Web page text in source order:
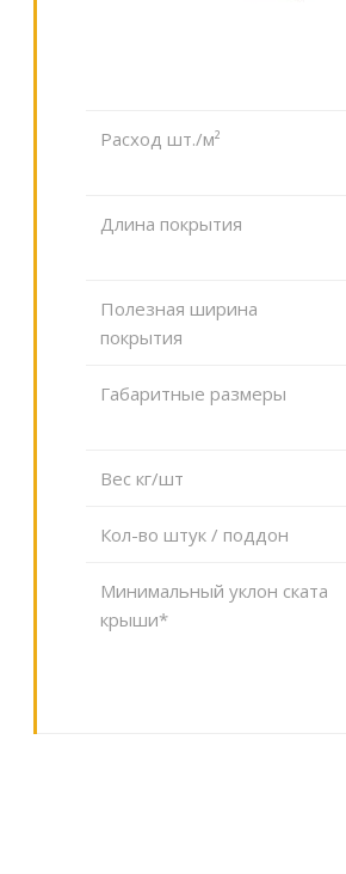
Расход шт./м²
Длина покрытия
Полезная ширина
покрытия
Габаритные размеры
Вес кг/шт
Кол-во штук / поддон
Минимальный уклон ската
крыши*